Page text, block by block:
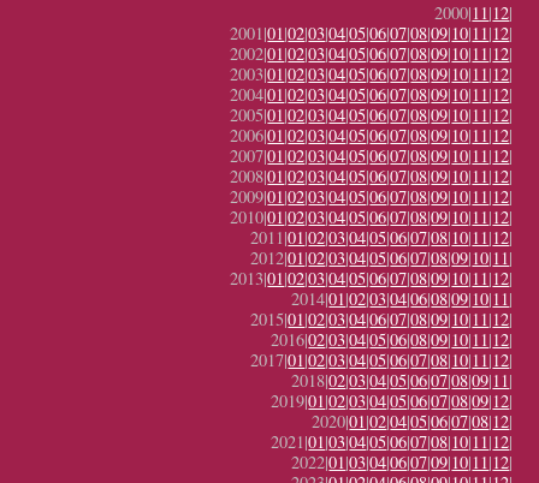
2000|11|12|
2001|01|02|03|04|05|06|07|08|09|10|11|12|
2002|01|02|03|04|05|06|07|08|09|10|11|12|
2003|01|02|03|04|05|06|07|08|09|10|11|12|
2004|01|02|03|04|05|06|07|08|09|10|11|12|
2005|01|02|03|04|05|06|07|08|09|10|11|12|
2006|01|02|03|04|05|06|07|08|09|10|11|12|
2007|01|02|03|04|05|06|07|08|09|10|11|12|
2008|01|02|03|04|05|06|07|08|09|10|11|12|
2009|01|02|03|04|05|06|07|08|09|10|11|12|
2010|01|02|03|04|05|06|07|08|09|10|11|12|
2011|01|02|03|04|05|06|07|08|10|11|12|
2012|01|02|03|04|05|06|07|08|09|10|11|
2013|01|02|03|04|05|06|07|08|09|10|11|12|
2014|01|02|03|04|06|08|09|10|11|
2015|01|02|03|04|06|07|08|09|10|11|12|
2016|02|03|04|05|06|08|09|10|11|12|
2017|01|02|03|04|05|06|07|08|10|11|12|
2018|02|03|04|05|06|07|08|09|11|
2019|01|02|03|04|05|06|07|08|09|12|
2020|01|02|04|05|06|07|08|12|
2021|01|03|04|05|06|07|08|10|11|12|
2022|01|03|04|06|07|09|10|11|12|